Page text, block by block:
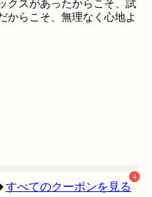
クスがあったからこそ、試
からこそ、無理なく心地よ
すべてのクーポンを見る
4